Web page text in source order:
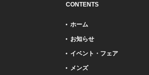
CONTENTS
ホーム
お知らせ
イベント・フェア
メンズ